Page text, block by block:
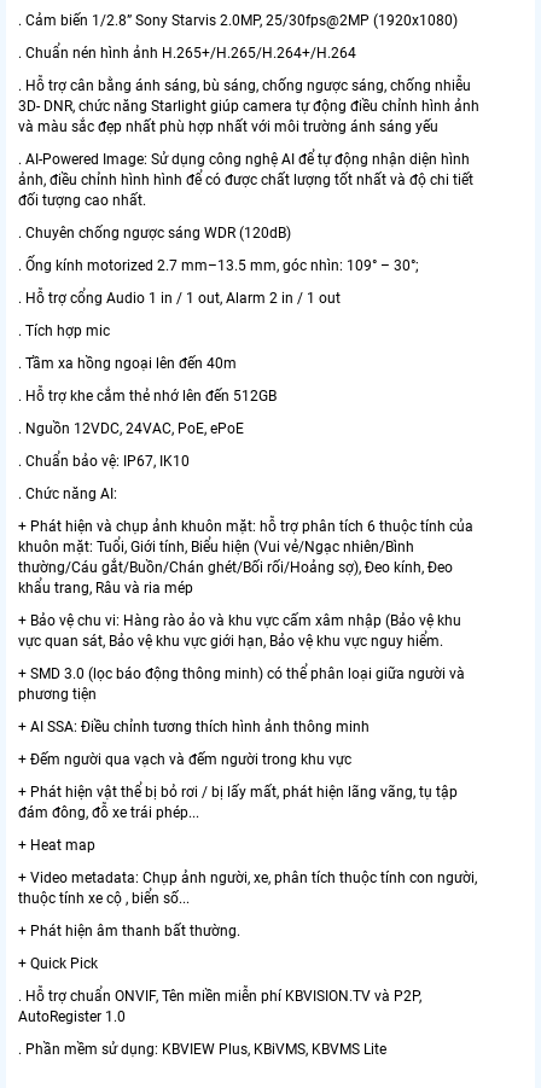
. Cảm biến 1/2.8” Sony Starvis 2.0MP, 25/30fps@2MP (1920x1080)
. Chuẩn nén hình ảnh H.265+/H.265/H.264+/H.264
. Hỗ trợ cân bằng ánh sáng, bù sáng, chống ngược sáng, chống nhiễu
3D- DNR, chức năng Starlight giúp camera tự động điều chỉnh hình ảnh
và màu sắc đẹp nhất phù hợp nhất với môi trường ánh sáng yếu
. AI-Powered Image: Sử dụng công nghệ AI để tự động nhận diện hình
ảnh, điều chỉnh hình hình để có được chất lượng tốt nhất và độ chi tiết
đối tượng cao nhất.
. Chuyên chống ngược sáng WDR (120dB)
. Ống kính motorized 2.7 mm–13.5 mm, góc nhìn: 109° – 30°;
. Hỗ trợ cổng Audio 1 in / 1 out, Alarm 2 in / 1 out
. Tích hợp mic
. Tầm xa hồng ngoại lên đến 40m
. Hỗ trợ khe cắm thẻ nhớ lên đến 512GB
. Nguồn 12VDC, 24VAC, PoE, ePoE
. Chuẩn bảo vệ: IP67, IK10
. Chức năng AI:
+ Phát hiện và chụp ảnh khuôn mặt: hỗ trợ phân tích 6 thuộc tính của
khuôn mặt: Tuổi, Giới tính, Biểu hiện (Vui vẻ/Ngạc nhiên/Bình
thường/Cáu gắt/Buồn/Chán ghét/Bối rối/Hoảng sợ), Đeo kính, Đeo
khẩu trang, Râu và ria mép
+ Bảo vệ chu vi: Hàng rào ảo và khu vực cấm xâm nhập (Bảo vệ khu
vực quan sát, Bảo vệ khu vực giới hạn, Bảo vệ khu vực nguy hiểm.
+ SMD 3.0 (lọc báo động thông minh) có thể phân loại giữa người và
phương tiện
+ AI SSA: Điều chỉnh tương thích hình ảnh thông minh
+ Đếm người qua vạch và đếm người trong khu vực
+ Phát hiện vật thể bị bỏ rơi / bị lấy mất, phát hiện lãng vãng, tụ tập
đám đông, đỗ xe trái phép...
+ Heat map
+ Video metadata: Chụp ảnh người, xe, phân tích thuộc tính con người,
thuộc tính xe cộ , biển số...
+ Phát hiện âm thanh bất thường.
+ Quick Pick
. Hỗ trợ chuẩn ONVIF, Tên miền miễn phí KBVISION.TV và P2P,
AutoRegister 1.0
. Phần mềm sử dụng: KBVIEW Plus, KBiVMS, KBVMS Lite